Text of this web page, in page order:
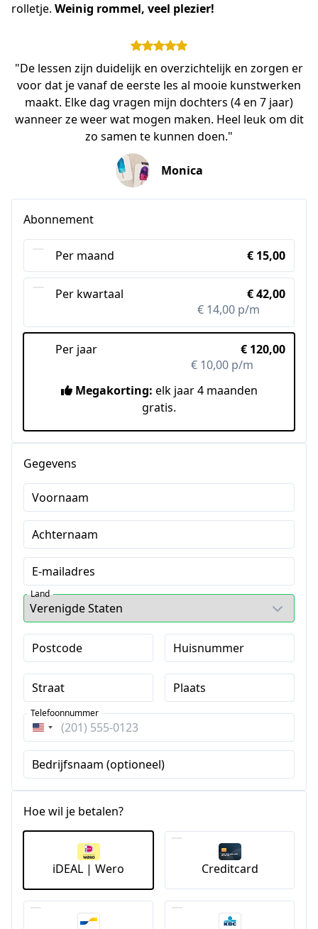
rolletje. Weinig rommel, veel plezier!
"De lessen zijn duidelijk en overzichtelijk en zorgen er
voor dat je vanaf de eerste les al mooie kunstwerken
maakt. Elke dag vragen mijn dochters (4 en 7 jaar)
wanneer ze weer wat mogen maken. Heel leuk om dit
zo samen te kunnen doen."
Monica
Abonnement
Per maand € 15,00
Per kwartaal
€ 42,00
€ 14,00 p/m
Per jaar
€ 120,00
€ 10,00 p/m
Megakorting: elk jaar 4 maanden
gratis.
Gegevens
Voornaam
Achternaam
E-mailadres
Land
Postcode Huisnummer
Straat Plaats
Verenigde
Staten
+1
Telefoonnummer
Bedrijfsnaam (optioneel)
Hoe wil je betalen?
iDEAL | Wero Creditcard